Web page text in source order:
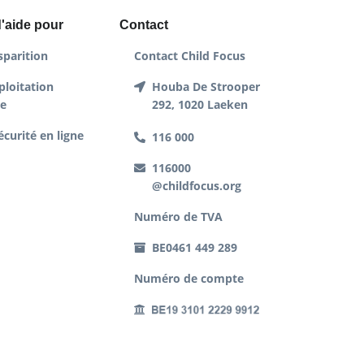
pour
en ligne
Contact
Contact Child Focus
Houba De Strooper
292, 1020 Laeken
116 000
116000
@childfocus.org
Numéro de TVA
BE0461 449 289
Numéro de compte